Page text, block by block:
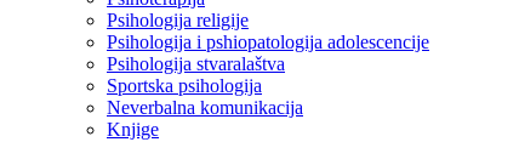
Psihologija religije
Psihologija i pshiopatologija adolescencije
Psihologija stvaralaštva
Sportska psihologija
Neverbalna komunikacija
Knjige